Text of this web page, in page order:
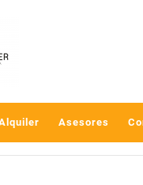
Asesores